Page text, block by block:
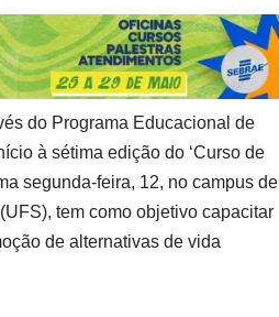
do Programa Educacional de
à sétima edição do ‘Curso de
segunda-feira, 12, no campus de
tem como objetivo capacitar
de alternativas de vida